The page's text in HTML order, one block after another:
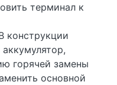
терминал к
конструкции
горячей замены
основной